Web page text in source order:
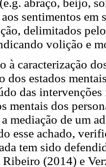
sentimentos
delimitados
volição e
à caracterização
dos estados
das
mentais dos
mediação de um
esse achado,
tem sido
(2014) e